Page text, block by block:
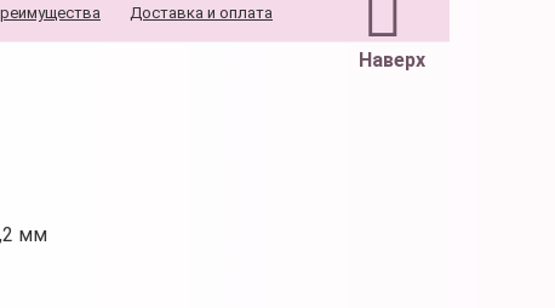
Наверх
Доставка и оплата
мм